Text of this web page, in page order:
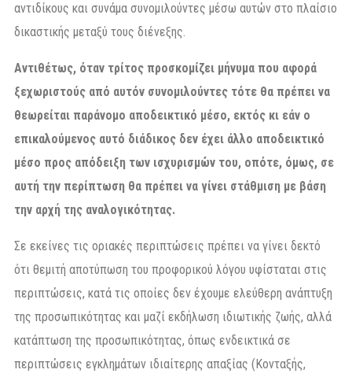
αντιδίκους και συνάμα συνομιλούντες μέσω αυτών στο πλαίσιο
δικαστικής μεταξύ τους διένεξης.
Αντιθέτως, όταν τρίτος προσκομίζει μήνυμα που αφορά
ξεχωριστούς από αυτόν συνομιλούντες τότε θα πρέπει να
θεωρείται παράνομο αποδεικτικό μέσο, εκτός κι εάν ο
επικαλούμενος αυτό διάδικος δεν έχει άλλο αποδεικτικό
μέσο προς απόδειξη των ισχυρισμών του, οπότε, όμως, σε
αυτή την περίπτωση θα πρέπει να γίνει στάθμιση με βάση
την αρχή της αναλογικότητας.
Σε εκείνες τις οριακές περιπτώσεις πρέπει να γίνει δεκτό
ότι θεμιτή αποτύπωση του προφορικού λόγου υφίσταται στις
περιπτώσεις, κατά τις οποίες δεν έχουμε ελεύθερη ανάπτυξη
της προσωπικότητας και μαζί εκδήλωση ιδιωτικής ζωής, αλλά
κατάπτωση της προσωπικότητας, όπως ενδεικτικά σε
περιπτώσεις εγκλημάτων ιδιαίτερης απαξίας (Κονταξής,